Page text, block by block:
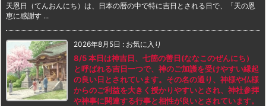
天恩日（てんおんにち）は、日本の暦の中で特に吉日とされる日で、「天の恩
恵に感謝す ...
2026年8月5日 : お気に入り
8/5 本日は神吉日、七箇の善日(ななこのぜんにち）
と呼ばれる吉日一つで、神のご加護を受けやすい縁起
の良い日とされています。その名の通り、神様や仏様
からのご利益を大きく授かりやすいとされ、神社参拝
や神事に関連する行事と相性が良いとされています。